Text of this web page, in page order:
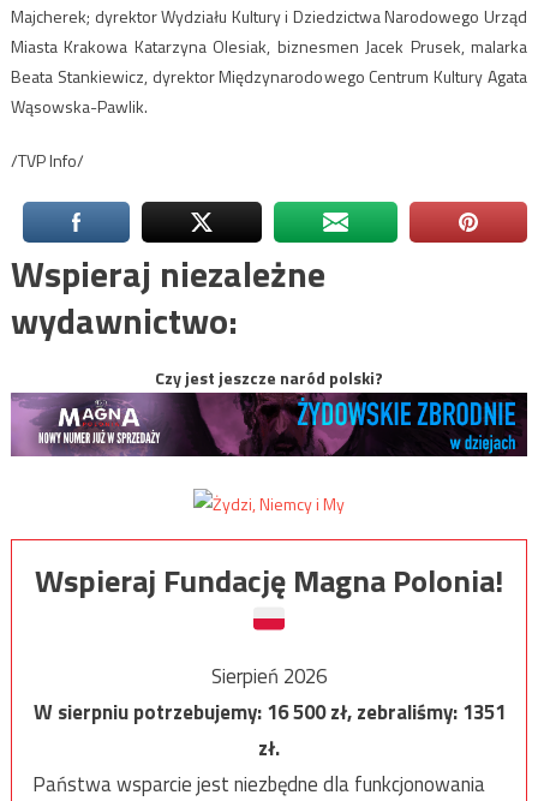
Majcherek; dyrektor Wydziału Kultury i Dziedzictwa Narodowego Urząd
Miasta Krakowa Katarzyna Olesiak, biznesmen Jacek Prusek, malarka
Beata Stankiewicz, dyrektor Międzynarodowego Centrum Kultury Agata
Wąsowska-Pawlik.
/TVP Info/
Wspieraj niezależne
wydawnictwo:
Czy jest jeszcze naród polski?
Wspieraj Fundację Magna Polonia!
Sierpień 2026
W sierpniu potrzebujemy:16 500zł, zebraliśmy:1351
zł.
Państwa wsparcie jest niezbędne dla funkcjonowania